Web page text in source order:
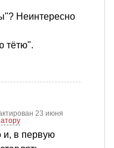
Неинтересно
тётю".
23 июня
и, в первую